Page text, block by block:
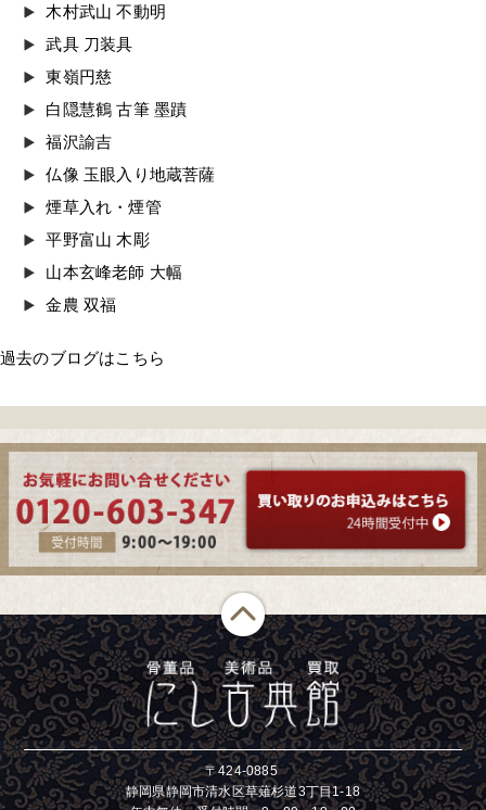
木村武山 不動明
武具 刀装具
東嶺円慈
白隠慧鶴 古筆 墨蹟
福沢諭吉
仏像 玉眼入り地蔵菩薩
煙草入れ・煙管
平野富山 木彫
山本玄峰老師 大幅
金農 双福
過去のブログはこちら
〒424-0885
静岡県静岡市清水区草薙杉道3丁目1-18